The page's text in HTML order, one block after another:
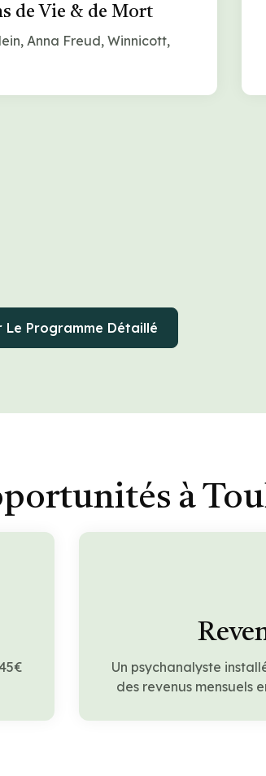
de Vie & de Mort
Anna Freud, Winnicott,
Le Programme Détaillé
à
Un psychanalyste
des revenus mensuels